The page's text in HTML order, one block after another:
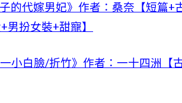
子的代嫁男妃》作者：桑奈【短篇
男扮女裝+甜寵】
一小白臉/折竹》作者：一十四洲【